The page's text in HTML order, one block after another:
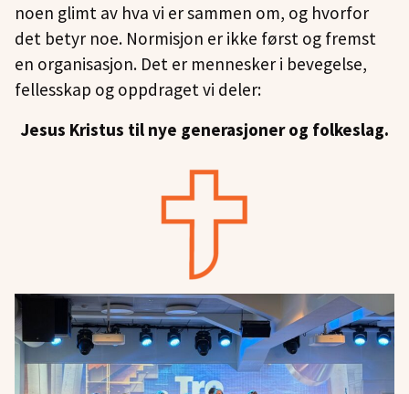
noen glimt av hva vi er sammen om, og hvorfor
det betyr noe. Normisjon er ikke først og fremst
en organisasjon. Det er mennesker i bevegelse,
fellesskap og oppdraget vi deler:
Jesus Kristus til nye generasjoner og folkeslag.